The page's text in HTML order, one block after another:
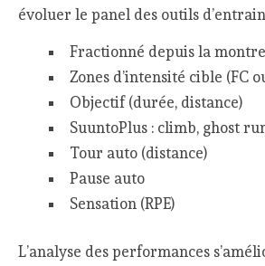
évoluer le panel des outils
Fractionné depuis la montre
Zones d’intensité cible (FC
Objectif (durée, distance)
SuuntoPlus : climb, ghost
Tour auto (distance)
Pause auto
Sensation (RPE)
L’analyse des performances